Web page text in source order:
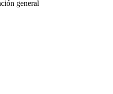
general